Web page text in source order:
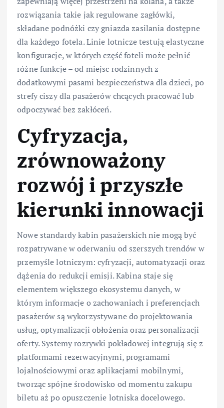
rozwiązania takie jak regulowane zagłówki,
składane podnóżki czy gniazda zasilania dostępne
dla każdego fotela. Linie lotnicze testują elastyczne
konfiguracje, w których część foteli może pełnić
różne funkcje – od miejsc rodzinnych z
dodatkowymi pasami bezpieczeństwa dla dzieci, po
strefy ciszy dla pasażerów chcących pracować lub
odpoczywać bez zakłóceń.
Cyfryzacja,
zrównoważony
rozwój i przyszłe
kierunki innowacji
Nowe standardy kabin pasażerskich nie mogą być
rozpatrywane w oderwaniu od szerszych trendów w
przemyśle lotniczym: cyfryzacji, automatyzacji oraz
dążenia do redukcji emisji. Kabina staje się
elementem większego ekosystemu danych, w
którym informacje o zachowaniach i preferencjach
pasażerów są wykorzystywane do projektowania
usług, optymalizacji obłożenia oraz personalizacji
oferty. Systemy rozrywki pokładowej integrują się z
platformami rezerwacyjnymi, programami
lojalnościowymi oraz aplikacjami mobilnymi,
tworząc spójne środowisko od momentu zakupu
biletu aż po opuszczenie lotniska docelowego.